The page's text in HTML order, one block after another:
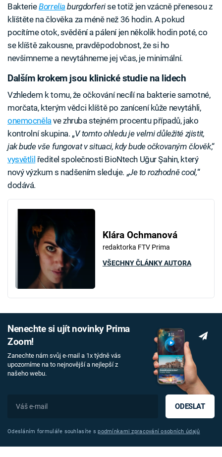
BakterieBorrelia burgdorferise totiž jen vzácně přenesou z
klíštěte na člověka za méně než 36 hodin. A pokud
pocítíme otok, svědění a pálení jen několik hodin poté, co
se klíště zakousne, pravděpodobnost, že si ho
nevšimneme a nevytáhneme jej včas, je minimální.
Dalším krokem jsou klinické studie na lidech
Vzhledem k tomu, že očkování necílí na bakterie samotné,
morčata, kterým vědci klíště po zanícení kůže nevytáhli,
onemocnělave zhruba stejném procentu případů, jako
kontrolní skupina. „V tomto ohledu je velmi důležité zjistit,
jak bude vše fungovat v situaci, kdy bude očkovaným člověk,“
vysvětlil ředitel společnosti BioNtech Uğur Şahin, který
nový výzkum s nadšením sleduje. „Je to rozhodně cool,“
dodává.
Klára Ochmanová
redaktorka FTV Prima
VŠECHNY ČLÁNKY AUTORA
Nenechte si ujít novinky Prima
Zoom!
Zanechte nám svůj e-mail a 1x týdně vás
upozorníme na to nejnovější a nejlepší z
našeho webu.
ODESLAT
Odesláním formuláře souhlasíte spodmínkami zpracování osobních údajů